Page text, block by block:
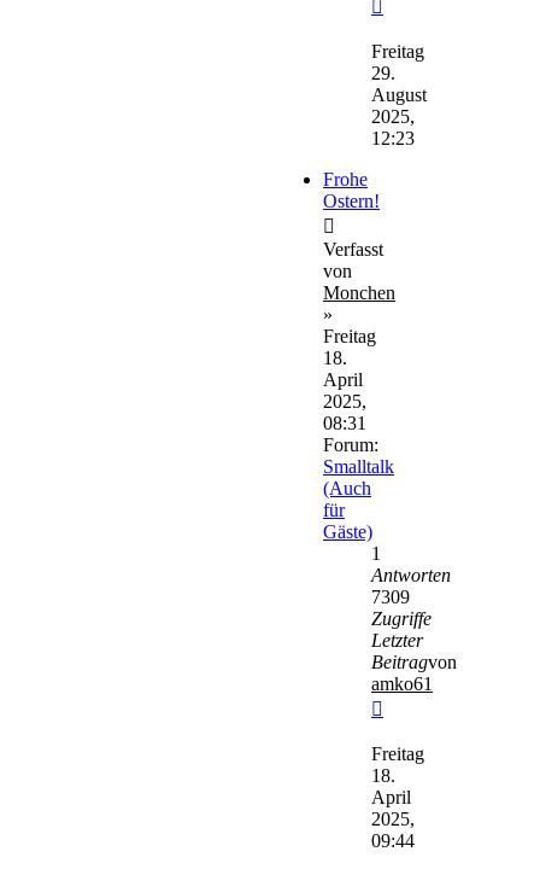
Beitrag
Freitag
29.
August
2025,
12:23
Frohe
Ostern!
Verfasst
von
Monchen
»
Freitag
18.
April
2025,
08:31
Forum:
Smalltalk
(Auch
für
Gäste)
1
Antworten
7309
Zugriffe
Letzter
Beitragvon
amko61
Beitrag
Freitag
18.
April
2025,
09:44